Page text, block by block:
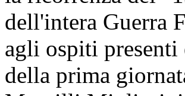
dell'intera Guerra
agli ospiti presenti
della prima